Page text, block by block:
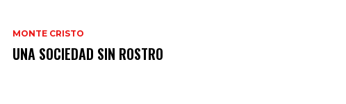
MONTE CRISTO
UNA SOCIEDAD SIN ROSTRO